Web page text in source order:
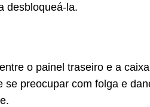
desbloqueá-la.
o painel traseiro e a
preocupar com folga e